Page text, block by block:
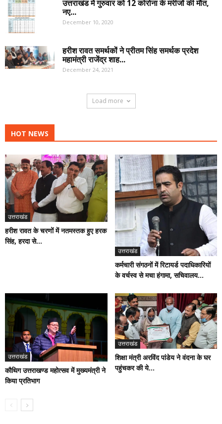
उत्तराखंड में गुरुवार को 12 कोरोना के मरीजों की मौत,
नए...
December 10, 2020
हरीश रावत समर्थकों ने प्रीतम सिंह समर्थक प्रदेश
महामंत्री राजेंद्र शाह...
December 24, 2021
Load more
HOT NEWS
उत्तराखंड
हरीश रावत के चरणों में नतमस्तक हुए हरक
सिंह, हरदा से...
उत्तराखंड
कर्मचारी संगठनों में रिटायर्ड पदाधिकारियों
के वर्चस्व से मचा हंगामा, सचिवालय...
उत्तराखंड
कौथिग उत्तराखण्ड महोत्सव में मुख्यमंत्री ने
किया प्रतिभाग
उत्तराखंड
शिक्षा मंत्री अरविंद पांडेय ने वंदना के घर
पहुंचकर की ये...